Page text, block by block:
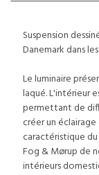
Suspension
Danemark dans
Le luminaire
laqué. L'intérieur
permettant de
créer un
caractéristique
Fog & Mørup de
intérieurs